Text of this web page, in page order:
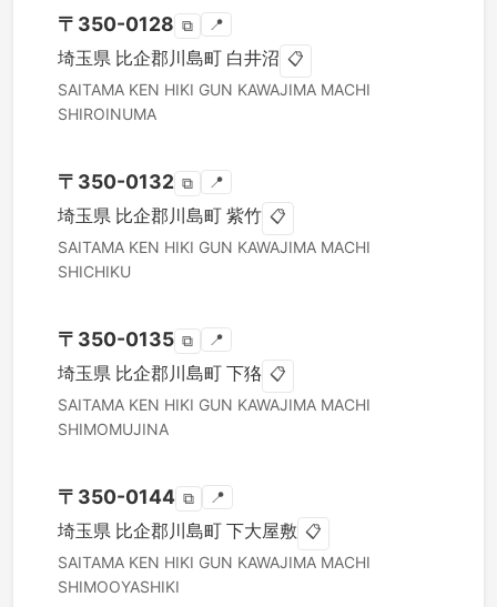
〒 350-0128 ⧉ 📍
埼玉県 比企郡川島町 白井沼 📋
SAITAMA KEN HIKI GUN KAWAJIMA MACHI
SHIROINUMA
〒 350-0132 ⧉ 📍
埼玉県 比企郡川島町 紫竹 📋
SAITAMA KEN HIKI GUN KAWAJIMA MACHI
SHICHIKU
〒 350-0135 ⧉ 📍
埼玉県 比企郡川島町 下狢 📋
SAITAMA KEN HIKI GUN KAWAJIMA MACHI
SHIMOMUJINA
〒 350-0144 ⧉ 📍
埼玉県 比企郡川島町 下大屋敷 📋
SAITAMA KEN HIKI GUN KAWAJIMA MACHI
SHIMOOYASHIKI